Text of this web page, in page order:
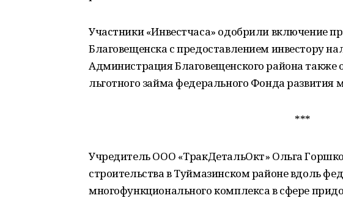
Участники «Инвестчаса» одобрили включение
Благовещенска с предоставлением инвестору
Администрация Благовещенского района также
льготного займа федерального Фонда развития
***
Учредитель ООО «ТракДетальОкт» Ольга
строительства в Туймазинском районе вдоль
многофункционального комплекса в сфере